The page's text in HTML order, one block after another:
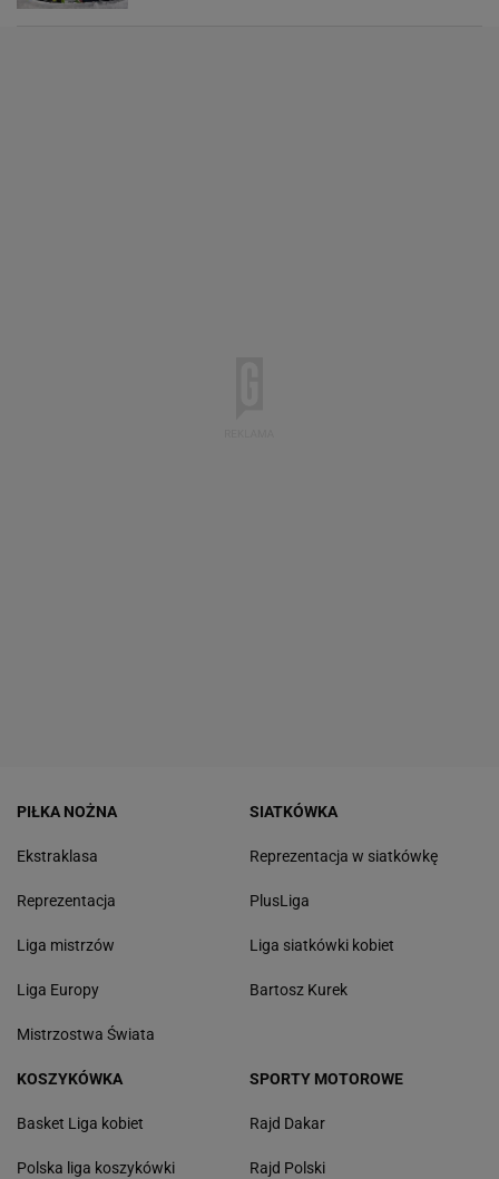
PIŁKA NOŻNA
Ekstraklasa
Reprezentacja
Liga mistrzów
Liga Europy
Mistrzostwa Świata
SIATKÓWKA
Reprezentacja w siatkówkę
PlusLiga
Liga siatkówki kobiet
Bartosz Kurek
KOSZYKÓWKA
Basket Liga kobiet
Polska liga koszykówki
SPORTY MOTOROWE
Rajd Dakar
Rajd Polski